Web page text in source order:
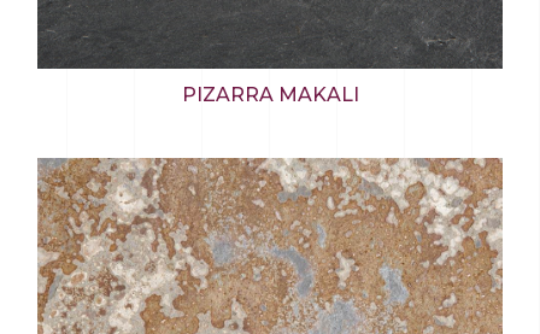
PIZARRA MAKALI